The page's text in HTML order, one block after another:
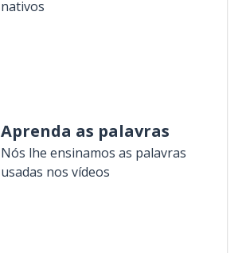
nativos
Aprenda as palavras
Nós lhe ensinamos as palavras
usadas nos vídeos